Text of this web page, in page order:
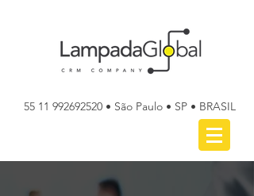
55 11 992692520 • São Paulo • SP • BRASIL